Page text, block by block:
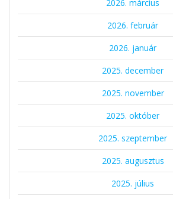
2026. március
2026. február
2026. január
2025. december
2025. november
2025. október
2025. szeptember
2025. augusztus
2025. július